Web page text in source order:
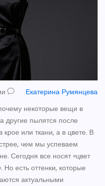
Екатерина Румянцева
некоторые вещи в
пылятся после
или ткани, а в цвете. В
чем мы успеваем
Сегодня все носят «цвет
есть оттенки, которые
актуальными